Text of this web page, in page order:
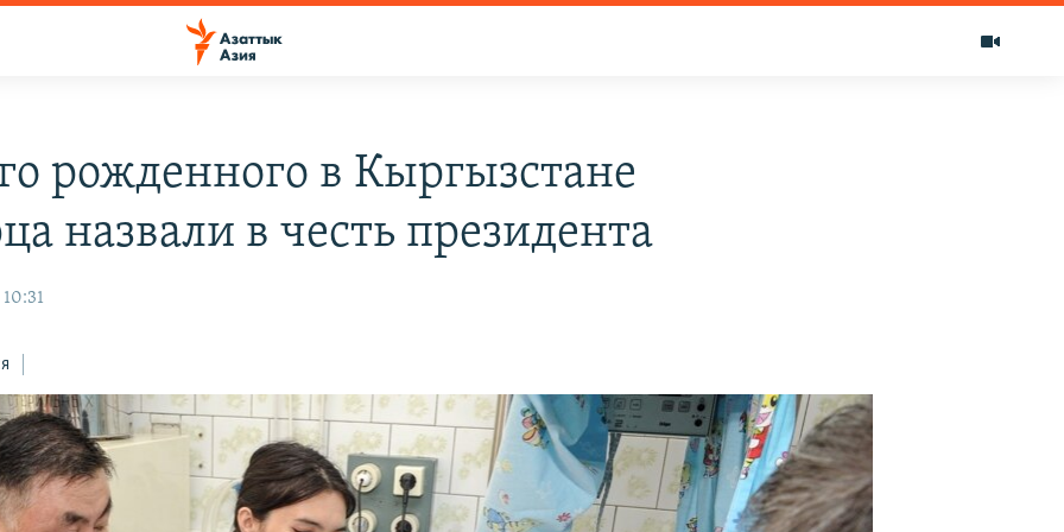
рожденного в Кыргызстане
назвали в честь президента